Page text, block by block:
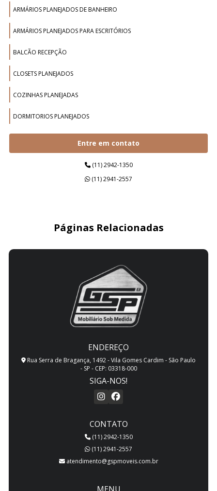
ARMÁRIOS PLANEJADOS DE BANHEIRO
ARMÁRIOS PLANEJADOS PARA ESCRITÓRIOS
BALCÃO RECEPÇÃO
CLOSETS PLANEJADOS
COZINHAS PLANEJADAS
DORMITORIOS PLANEJADOS
HOME OFFICE PLANEJADOS
MESAS DE ESCRITORIO PLANEJADAS
MÓVEIS DE CLOSET PLANEJADOS
MÓVEIS PLANEJADOS DE CONSULTORIO
MÓVEIS PLANEJADOS DE ESCRITORIO
MÓVEIS PLANEJADOS PARA APARTAMENTOS
MÓVEIS PLANEJADOS PARA COZINHA
MÓVEIS PLANEJADOS PARA SALA
MÓVEIS SOB MEDIDA
Entre em contato
(11) 2942-1350
(11) 2941-2557
Páginas Relacionadas
ENDEREÇO
Rua Serra de Bragança, 1492 - Vila Gomes Cardim - São Paulo
- SP - CEP: 03318-000
SIGA-NOS!
CONTATO
(11) 2942-1350
(11) 2941-2557
atendimento@gspmoveis.com.br
MENU